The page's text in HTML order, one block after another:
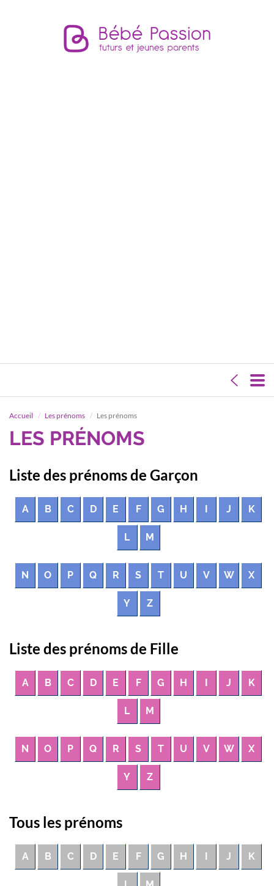
Accueil Les prénoms Les prénoms
LES PRÉNOMS
Liste des prénoms de Garçon
A B C D E F G H I J K
L M
N O P Q R S T U V W X
Y Z
Liste des prénoms de Fille
A B C D E F G H I J K
L M
N O P Q R S T U V W X
Y Z
Tous les prénoms
A B C D E F G H I J K